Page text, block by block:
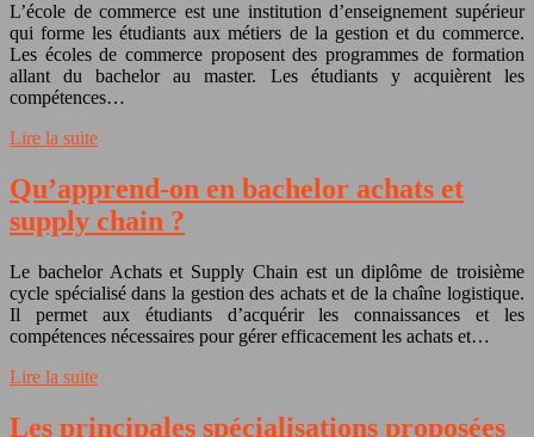
L’école de commerce est une institution d’enseignement supérieur
qui forme les étudiants aux métiers de la gestion et du commerce.
Les écoles de commerce proposent des programmes de formation
allant du bachelor au master. Les étudiants y acquièrent les
compétences…
Lire la suite
Qu’apprend-on en bachelor achats et
supply chain ?
Le bachelor Achats et Supply Chain est un diplôme de troisième
cycle spécialisé dans la gestion des achats et de la chaîne logistique.
Il permet aux étudiants d’acquérir les connaissances et les
compétences nécessaires pour gérer efficacement les achats et…
Lire la suite
Les principales spécialisations proposées